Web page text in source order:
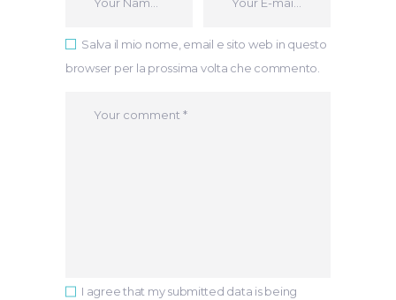
Salva il mio nome, email e sito web in questo
browser per la prossima volta che commento.
I agree that my submitted data is being